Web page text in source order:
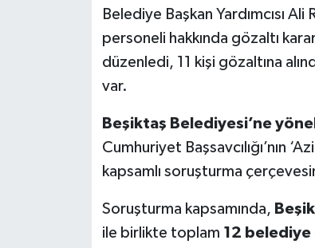
Belediye Başkan Yardımcısı
personeli hakkında gözaltı
düzenledi, 11 kişi gözaltına
var.
Beşiktaş Belediyesi’ne
Cumhuriyet Başsavcılığı’nın
kapsamlı soruşturma
Soruşturma kapsamında,
ile birlikte toplam 12 belediye